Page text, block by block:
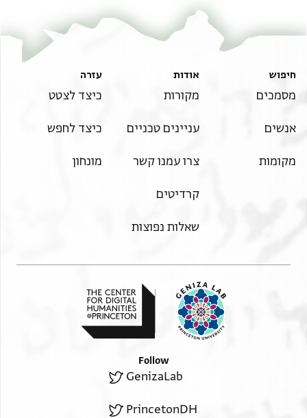
יי ולבקר בהיכלו אנא שיכין צעיפין אמא סידי אלדיאן
פאנה רמד
רמד צעב וטרחת עינה ביאץ ימשי עלי עצא ואמא אנא
יחזקאל
דכלת
אללה אלרגוע ואלרגבה פי תסהיל מא ודאה(?) לי מן
ולמא תחקקנא אנה ראגב פי פעל אלתואב ומותרה כתבנא
אליה הדה אלאחרף נעלמה חאלנא ואיצא אנה כתיר
משאלותיו ויתן לו ח[ן ו]חסד בעיניו ובעיני כל יצוריו ובעיני
המושל העומד בפניו יכון ידכרה בנא לאנא נעלם אן עליה
אלאמור ואלדי יחצל מן תפצלה ומא גרת עאדאתה ינעם בה
עלינא פמא נראה אלא מן תפצלך לאן אלואסטה ינפע מתל
חיפוש
מסמכים
אנשים
מקומות
אודות
מקורות
עניינים טכניים
צרו עמנו קשר
קרדיטים
שאלות נפוצות
עזרה
כיצד לצטט
כיצד לחפש
מונחון
Follow
GenizaLab
PrincetonDH